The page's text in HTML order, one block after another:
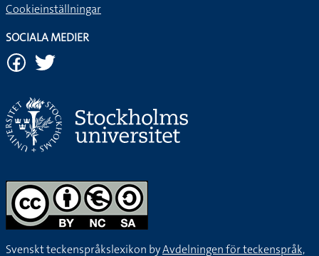
lufsande. Jag blev så nervös!
bakom buskarna.
När jag var ute och gick på vägen såg jag en stor grop som
jag fick lov att väja för.
Alldeles nyss fick jag syn på en pytteliten mus i köket.
Cookieinställningar
SOCIALA MEDIER
Svenskt teckenspråkslexikon byAvdelningen för teckenspråk,